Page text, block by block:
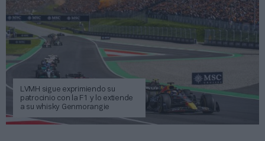
LVMH sigue exprimiendo su
patrocinio con la F1 y lo extiende
a su whisky Genmorangie